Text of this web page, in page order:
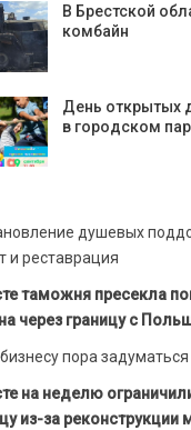
В Брестской
комбайн
День открытых
в городском
душевых
и реставрация
таможня пресекла
через границу с
пора
на неделю
из-за реконструкции